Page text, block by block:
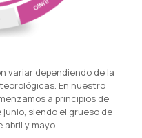
variar dependiendo de la
En nuestro
a principios de
siendo el grueso de
y mayo.